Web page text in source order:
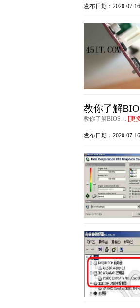
发布日期：2020-07-16
教你了解
教你了解BIOS ... [更
发布日期：2020-07-16